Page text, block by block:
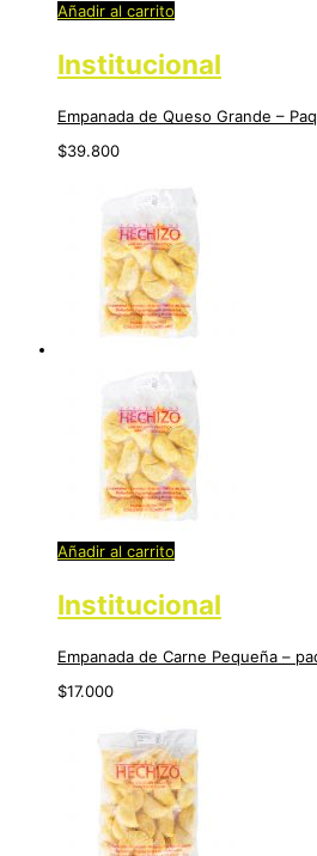
Añadir al carrito
Institucional
Empanada de Queso Grande –
$39.800
Añadir al carrito
Institucional
Empanada de Carne Pequeña –
$17.000